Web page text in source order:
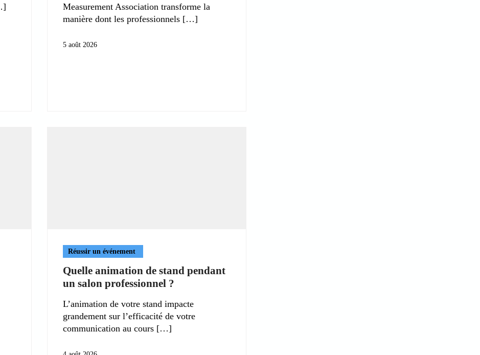
Measurement Association transforme la
manière dont les professionnels
5 août 2026
Réussir un événement
Quelle animation de stand pendant
un salon professionnel ?
L’animation de votre stand impacte
grandement sur l’efficacité de votre
communication au cours